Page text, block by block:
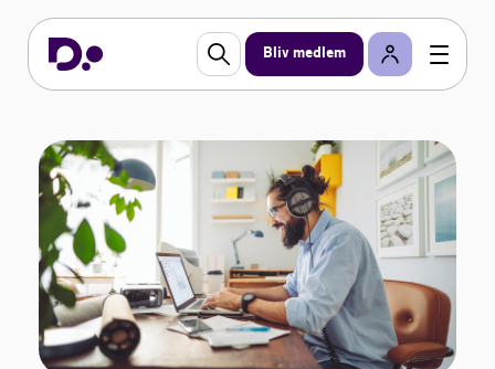
Bliv medlem